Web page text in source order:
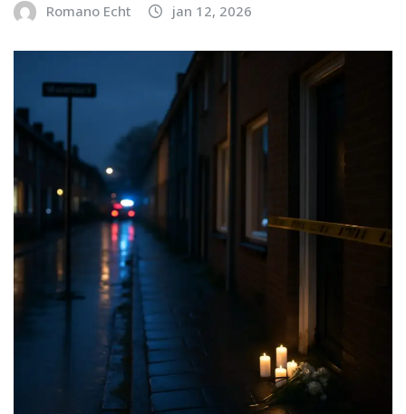
Romano Echt jan 12, 2026